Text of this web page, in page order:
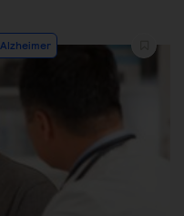
Alzheimer